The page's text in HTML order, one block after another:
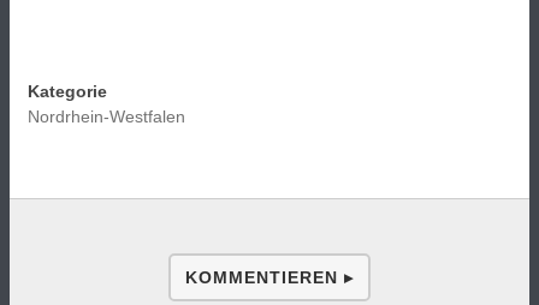
Kategorie
Nordrhein-Westfalen
KOMMENTIEREN ▸